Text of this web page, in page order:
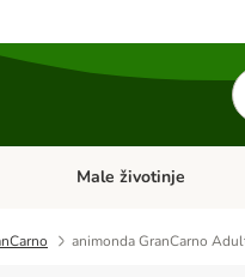
Pregled kategorija: Mačke
Male životinje
animonda GranCarno